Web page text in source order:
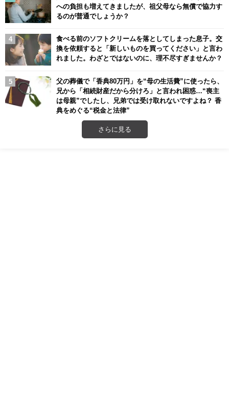
への負担も増えてきましたが、祖父母なら無償で協力す
るのが普通でしょうか？
食べる前のソフトクリームを落としてしまった息子。交
換を依頼すると「新しいものを買ってください」と言わ
れました。わざとではないのに、理不尽すぎませんか？
父の葬儀で「香典80万円」を“母の生活費”に使ったら、
兄から「相続財産だから分けろ」と言われ困惑…“喪主
は母親”でしたし、兄弟では受け取れないですよね？ 香
典をめぐる“税金と法律”
さらに見る